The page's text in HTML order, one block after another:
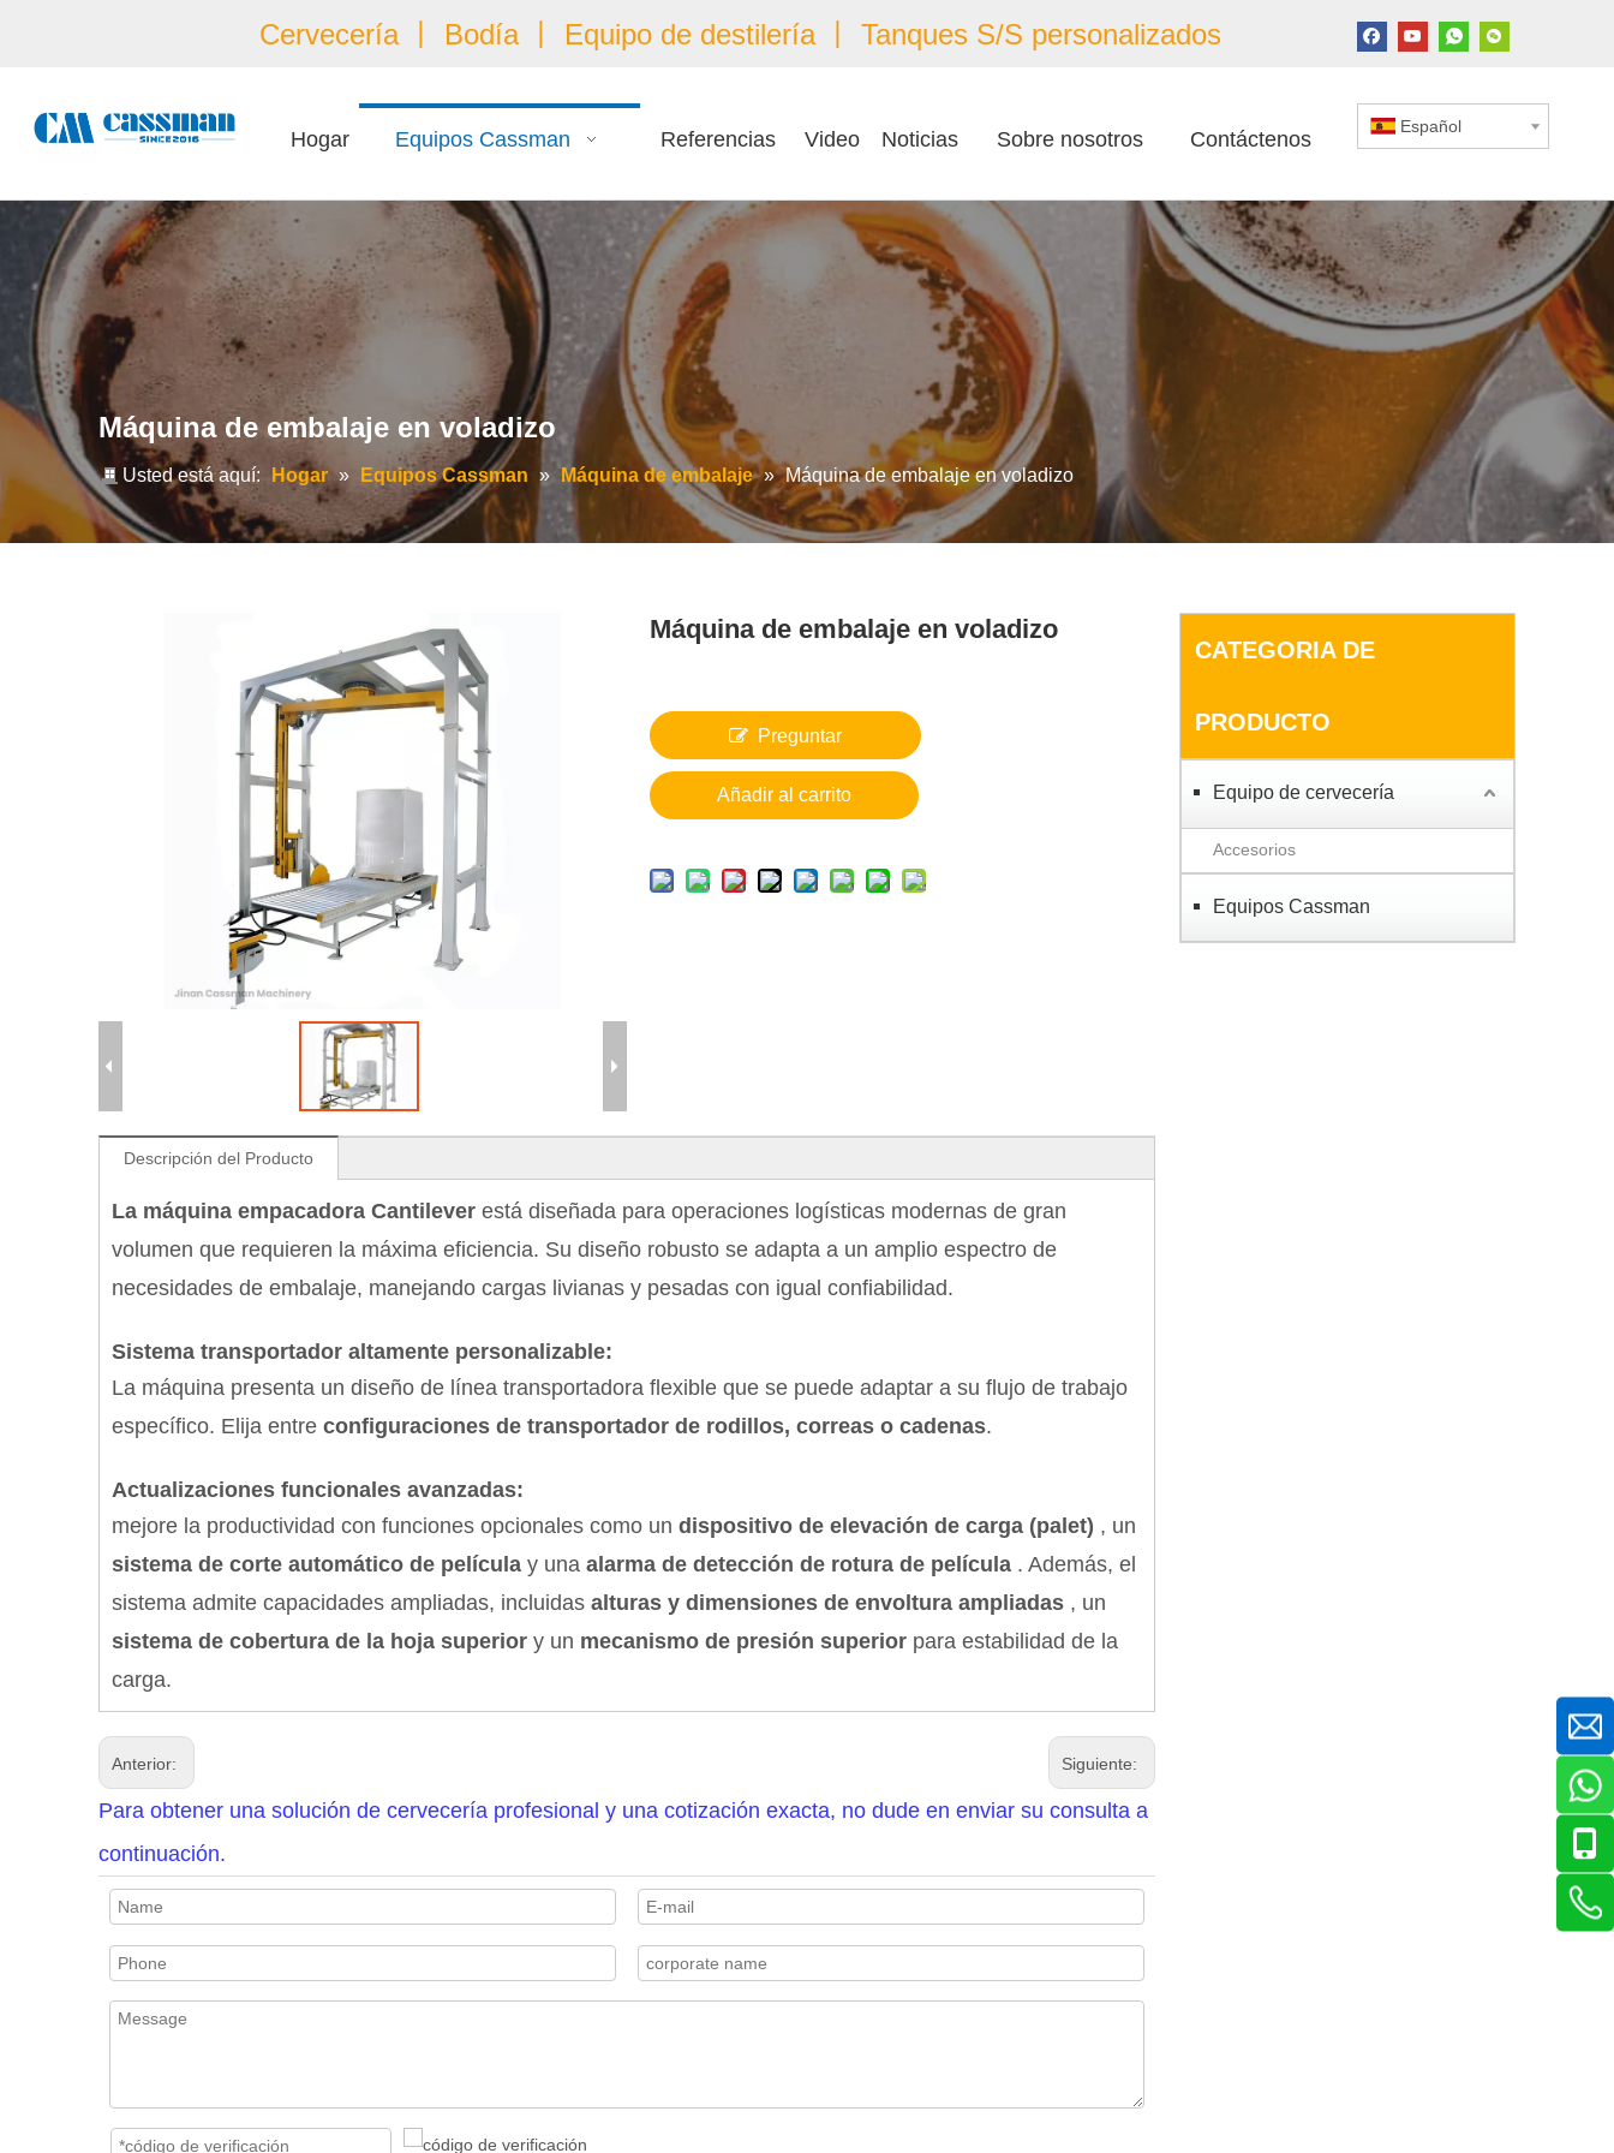
Cervecería 丨 Bodía 丨 Equipo de destilería 丨 Tanques S/S personalizados
Hogar Equipos Cassman Referencias Video Noticias Sobre nosotros Contáctenos
Español
Máquina de embalaje en voladizo
Usted está aquí: Hogar » Equipos Cassman » Máquina de embalaje » Máquina de embalaje en voladizo
Máquina de embalaje en voladizo
Preguntar
Añadir al carrito
Descripción del Producto
La máquina empacadora Cantilever está diseñada para operaciones logísticas modernas de gran
volumen que requieren la máxima eficiencia. Su diseño robusto se adapta a un amplio espectro de
necesidades de embalaje, manejando cargas livianas y pesadas con igual confiabilidad.
Sistema transportador altamente personalizable:
La máquina presenta un diseño de línea transportadora flexible que se puede adaptar a su flujo de trabajo
específico. Elija entre configuraciones de transportador de rodillos, correas o cadenas.
Actualizaciones funcionales avanzadas:
mejore la productividad con funciones opcionales como un dispositivo de elevación de carga (palet) , un
sistema de corte automático de película y una alarma de detección de rotura de película . Además, el
sistema admite capacidades ampliadas, incluidas alturas y dimensiones de envoltura ampliadas , un
sistema de cobertura de la hoja superior y un mecanismo de presión superior para estabilidad de la
carga.
Anterior: Siguiente:
Para obtener una solución de cervecería profesional y una cotización exacta, no dude en enviar su consulta a
continuación.
CATEGORIA DE
PRODUCTO
Equipo de cervecería
Accesorios
Equipos Cassman